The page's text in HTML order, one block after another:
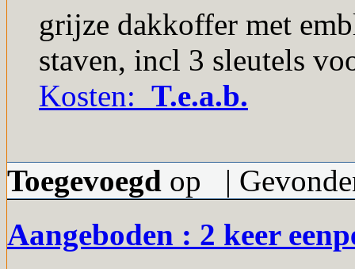
grijze dakkoffer met
staven, incl 3 sleutels
Kosten: T.e.a.b.
Toegevoegd op |
Aangeboden : 2 keer